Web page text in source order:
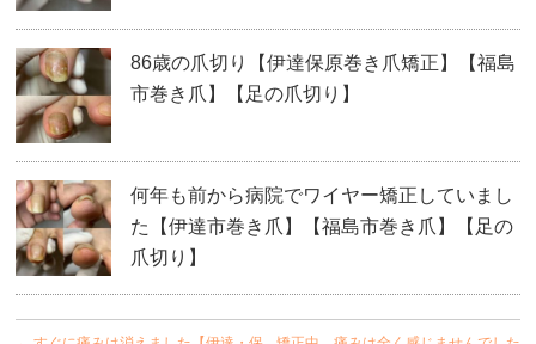
86歳の爪切り【伊達保原巻き爪矯正】【福島
市巻き爪】【足の爪切り】
何年も前から病院でワイヤー矯正していまし
た【伊達市巻き爪】【福島市巻き爪】【足の
爪切り】